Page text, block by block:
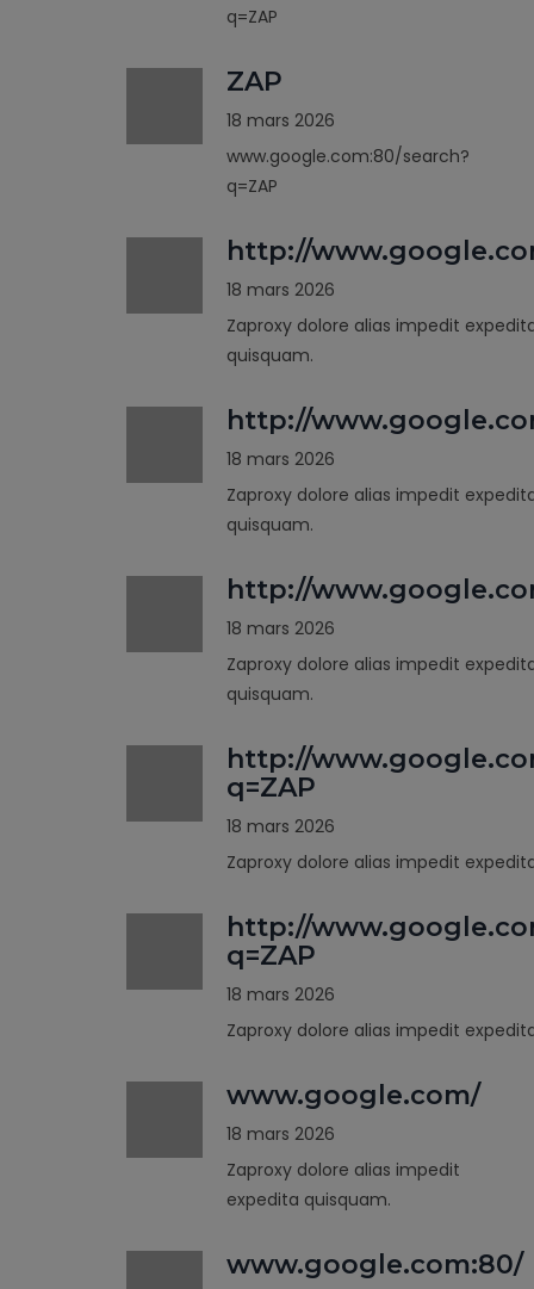
q=ZAP
ZAP
18 mars 2026
www.google.com:80/search?
q=ZAP
http://
18 mars 2026
Zaproxy dolore alias impedit
quisquam.
http://
18 mars 2026
Zaproxy dolore alias impedit
quisquam.
http://
18 mars 2026
Zaproxy dolore alias impedit
quisquam.
http://
q=ZAP
18 mars 2026
Zaproxy dolore alias impedit
http://
q=ZAP
18 mars 2026
Zaproxy dolore alias impedit
www.google.com/
18 mars 2026
Zaproxy dolore alias impedit
expedita quisquam.
www.google.com:80/